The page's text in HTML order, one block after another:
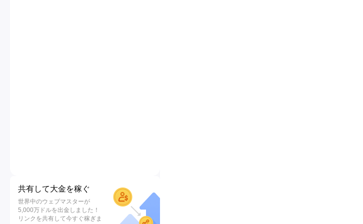
共有して大金を稼ぐ
世界中のウェブマスターが
5,000万ドルを出金しました！
リンクを共有して今すぐ稼ぎま